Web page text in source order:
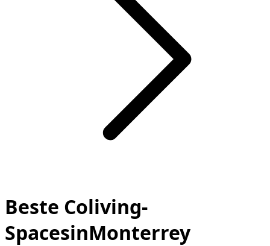
Beste Coliving-
SpacesinMonterrey